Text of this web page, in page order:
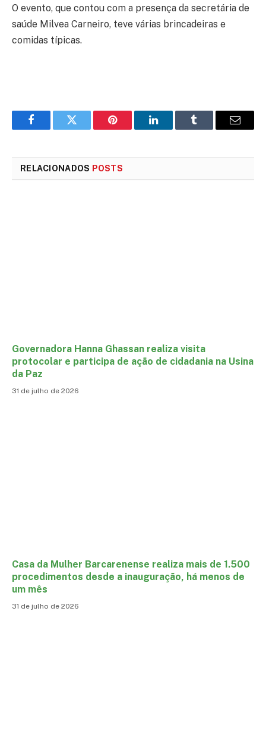
O evento, que contou com a presença da secretária de
saúde Milvea Carneiro, teve várias brincadeiras e
comidas típicas.
FacebookTwitter Pinterest LinkedInTumblr
E-
RELACIONADOS POSTS
Governadora Hanna Ghassan realiza visita
protocolar e participa de ação de cidadania na Usina
da Paz
31 de julho de 2026
Casa da Mulher Barcarenense realiza mais de 1.500
procedimentos desde a inauguração, há menos de
um mês
31 de julho de 2026